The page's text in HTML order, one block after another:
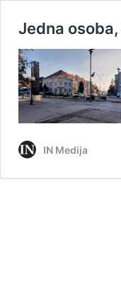
Jedna
IN Medija